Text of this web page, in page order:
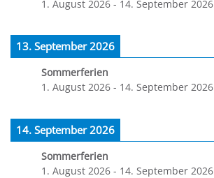
1. August 2026 - 14. September 2026
13. September 2026
Sommerferien
1. August 2026 - 14. September 2026
14. September 2026
Sommerferien
1. August 2026 - 14. September 2026